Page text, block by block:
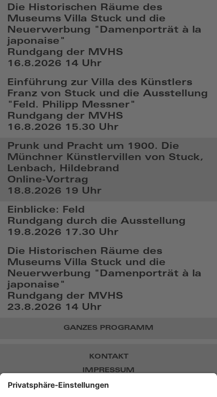
Die Historischen Räume des
Museums Villa Stuck und die
Neuerwerbung "Damenporträt à la
japonaise"
Rundgang der MVHS
16.8.2026 14 Uhr
Einführung zur Villa des Künstlers
Franz von Stuck und die Ausstellung
"Feld. Philipp Messner"
Rundgang der MVHS
16.8.2026 15.30 Uhr
Prunk und Pracht um 1900. Die
Münchner Künstlervillen von Stuck,
Lenbach, Hildebrand
Online-Vortrag
18.8.2026 19 Uhr
Einblicke: Feld
Rundgang durch die Ausstellung
19.8.2026 17.30 Uhr
Die Historischen Räume des
Museums Villa Stuck und die
Neuerwerbung "Damenporträt à la
japonaise"
Rundgang der MVHS
23.8.2026 14 Uhr
GANZES PROGRAMM
KONTAKT
IMPRESSUM
DATENSCHUTZ